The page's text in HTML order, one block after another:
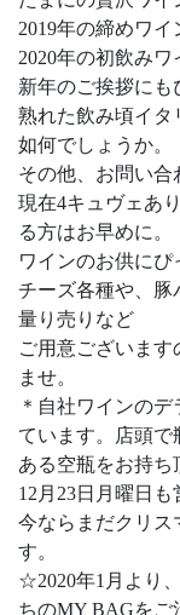
2019年の締めワイ
2020年の初飲みワ
新年のご挨拶にも
熟れた飲み頃イタ
如何でしょうか。
その他、お問い合
現在4キュヴェあ
る方はお早めに。
ワインのお供にぴ
チーズ各種や、豚
量り売りなど
ご用意ございま
ませ。
＊自社ワインの
ています。店頭で
ある空瓶をお持ち
12月23日月曜日も
今ならまだクリス
す。
☆2020年1月より
ちのMY BAGをご